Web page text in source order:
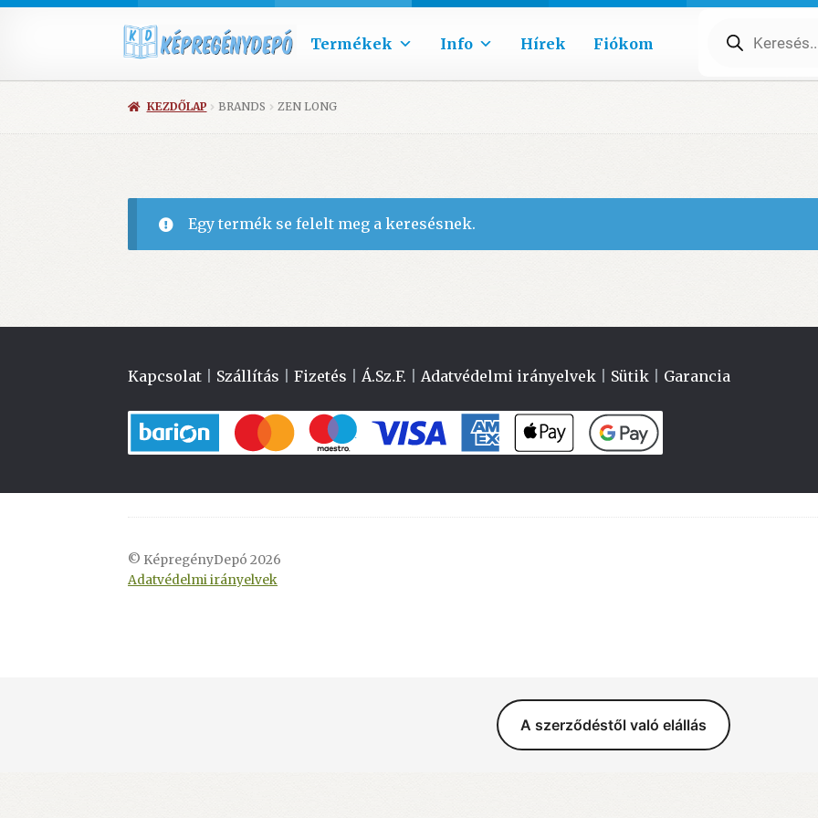
Termékek Info Hírek Fiókom search
KEZDŐLAP BRANDS ZEN LONG
Egy termék se felelt meg a keresésnek.
Kapcsolat Szállítás |Fizetés Á.Sz.F. Adatvédelmi irányelvek Sütik Garancia
© KépregényDepó 2026
Adatvédelmi irányelvek